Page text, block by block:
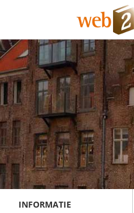
INFORMATIE